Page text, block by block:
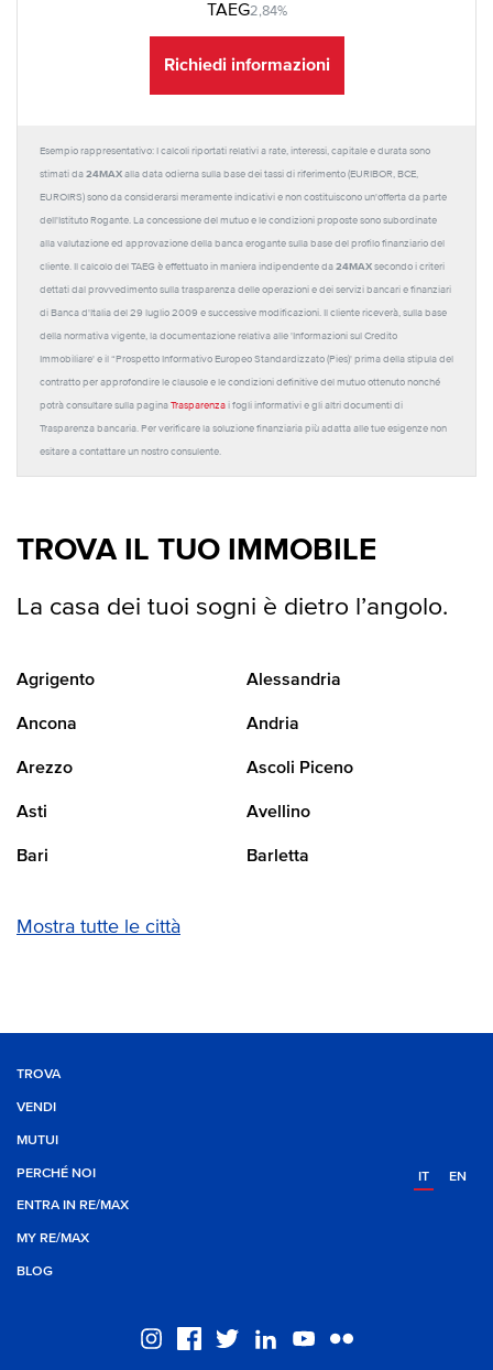
TAEG2,84%
Richiedi informazioni
Esempio rappresentativo: I calcoli riportati relativi a rate, interessi, capitale e durata sono
stimati da 24MAX alla data odierna sulla base dei tassi di riferimento (EURIBOR, BCE,
EUROIRS) sono da considerarsi meramente indicativi e non costituiscono un'offerta da parte
dell'Istituto Rogante. La concessione del mutuo e le condizioni proposte sono subordinate
alla valutazione ed approvazione della banca erogante sulla base del profilo finanziario del
cliente. Il calcolo del TAEG è effettuato in maniera indipendente da 24MAX secondo i criteri
dettati dal provvedimento sulla trasparenza delle operazioni e dei servizi bancari e finanziari
di Banca d'Italia del 29 luglio 2009 e successive modificazioni. Il cliente riceverà, sulla base
della normativa vigente, la documentazione relativa alle 'Informazioni sul Credito
Immobiliare' e il “Prospetto Informativo Europeo Standardizzato (Pies)' prima della stipula del
contratto per approfondire le clausole e le condizioni definitive del mutuo ottenuto nonché
potrà consultare sulla pagina Trasparenza i fogli informativi e gli altri documenti di
Trasparenza bancaria. Per verificare la soluzione finanziaria più adatta alle tue esigenze non
esitare a contattare un nostro consulente.
TROVA IL TUO IMMOBILE
La casa dei tuoi sogni è dietro l’angolo.
Agrigento Alessandria
Ancona Andria
Arezzo Ascoli Piceno
Asti Avellino
Bari Barletta
Mostra tutte le città
TROVA
VENDI
MUTUI
PERCHÉ NOI
ENTRA IN RE/MAX
MY RE/MAX
BLOG
IT EN